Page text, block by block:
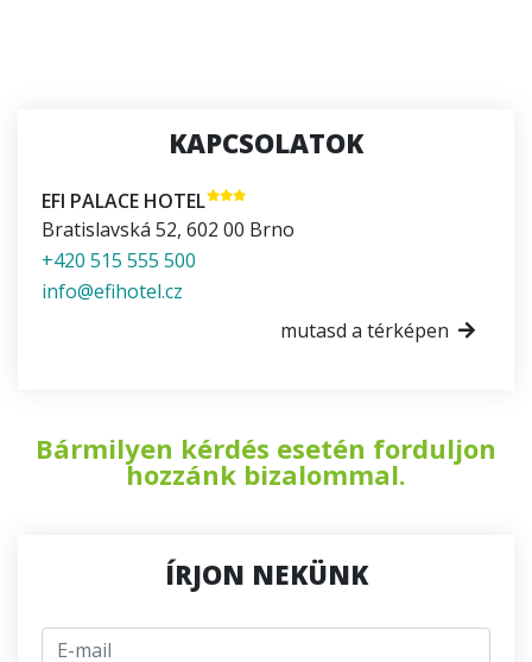
KAPCSOLATOK
EFI PALACE HOTEL
Bratislavská 52, 602 00 Brno
+420 515 555 500
info@efihotel.cz
mutasd a térképen
Bármilyen kérdés esetén forduljon
hozzánk bizalommal.
ÍRJON NEKÜNK
E-mail